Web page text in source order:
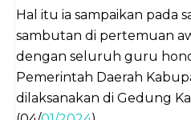
Hal itu ia sampaikan pada
sambutan di pertemuan
dengan seluruh guru
Pemerintah Daerah
dilaksanakan di Gedung